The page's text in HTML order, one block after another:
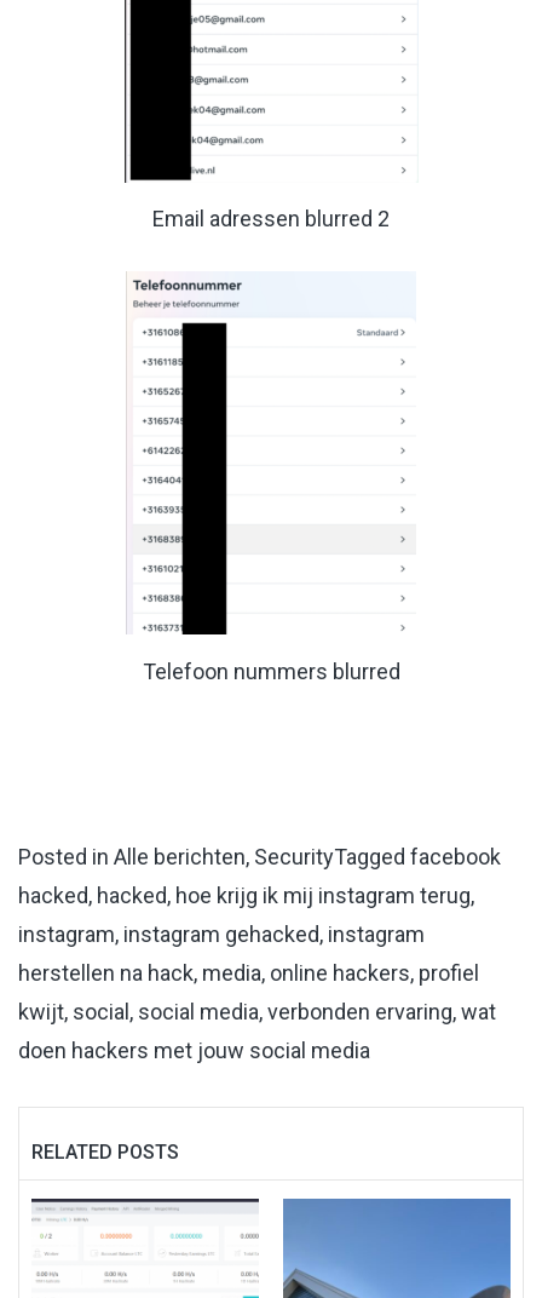
Email adressen blurred 2
Telefoon nummers blurred
Posted in Alle berichten, SecurityTagged facebook
hacked, hacked, hoe krijg ik mij instagram terug,
instagram, instagram gehacked, instagram
herstellen na hack, media, online hackers, profiel
kwijt, social, social media,verbonden ervaring,wat
doen hackers met jouw social media
RELATED POSTS